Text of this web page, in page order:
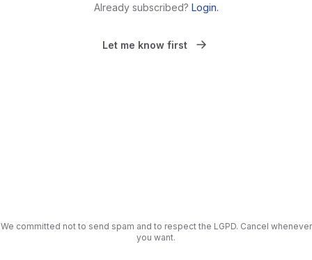
Already subscribed? Login.
Let me know first
We committed not to send spam and to respect the LGPD. Cancel whenever
you want.